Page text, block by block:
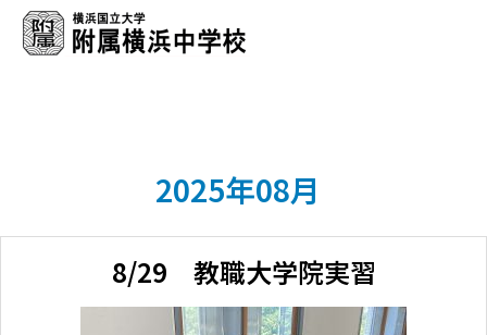
2025年08月
8/29 教職大学院実習